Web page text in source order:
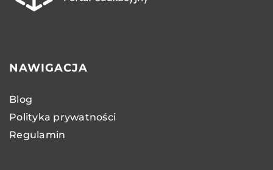
NAWIGACJA
Blog
Polityka prywatności
Regulamin